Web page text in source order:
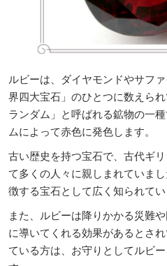
ルビーは、ダイヤモンドやサフ
界四大宝石」のひとつに数えら
ランダム」と呼ばれる鉱物の一
ムによって赤色に発色します。
古い歴史を持つ宝石で、古代ギ
て多くの人々に親しまれていま
徴する宝石として広く知られてい
また、ルビーは降りかかる災難
に導いてくれる効果があるとさ
ている方は、お守りとしてルビ